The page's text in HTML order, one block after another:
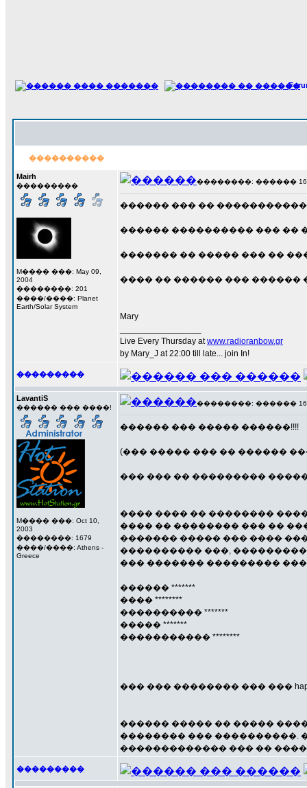
����������
Mairh
���������
M���� ���: May 09,
2004
��������: 201
����/����: Planet
Earth/Solar System
��������: ������ 16
������ ��� ��
������ ���������� ��� ��
������� �� ����� ��� ��
���� �� ������ ��� ������
Mary
Live Every Thursday atwww.radioranbow.gr
by Mary_J at 22:00 till late... join In!
���������
LavantiS
������ ��� ����!
M���� ���: Oct 10,
2003
��������: 1679
����/����: Athens -
Greece
��������: ������ 16
������ ��� ����� ������!!!!
(��� ����� ��� �� ������ ���,
��� ��� �� ���������
���� ���� �� ��������
���� �� �������� ��� ��
������� ����� ��� ����
���������� ���,
��� ������� ���������
������ *******
���� ********
���������� *******
����� *******
����������� ********
��� ��� �������� ��� ���
������ ����� �� �����
�������� ��� ����������.
������������� ��� ��
���������